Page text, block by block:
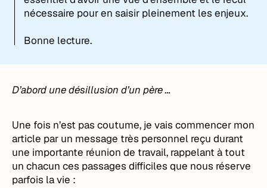
nécessaire pour en saisir pleinement les enjeux.
Bonne lecture.
D’abord une désillusion d’un père …
Une fois n’est pas coutume, je vais commencer mon
article par un message très personnel reçu durant
une importante réunion de travail, rappelant à tout
un chacun ces passages difficiles que nous réserve
parfois la vie :